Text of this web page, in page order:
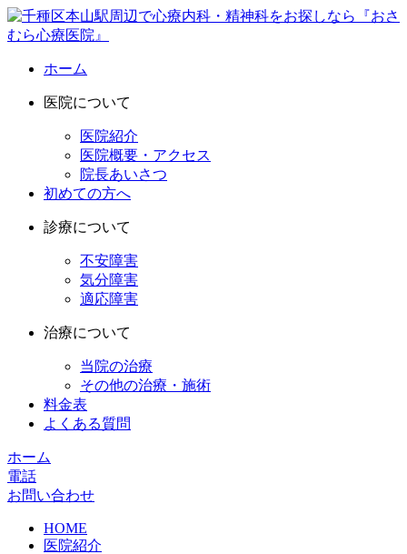
ホーム
医院について
医院紹介
医院概要・アクセス
院長あいさつ
初めての方へ
診療について
不安障害
気分障害
適応障害
治療について
当院の治療
その他の治療・施術
料金表
よくある質問
ホーム
電話
お問い合わせ
HOME
医院紹介